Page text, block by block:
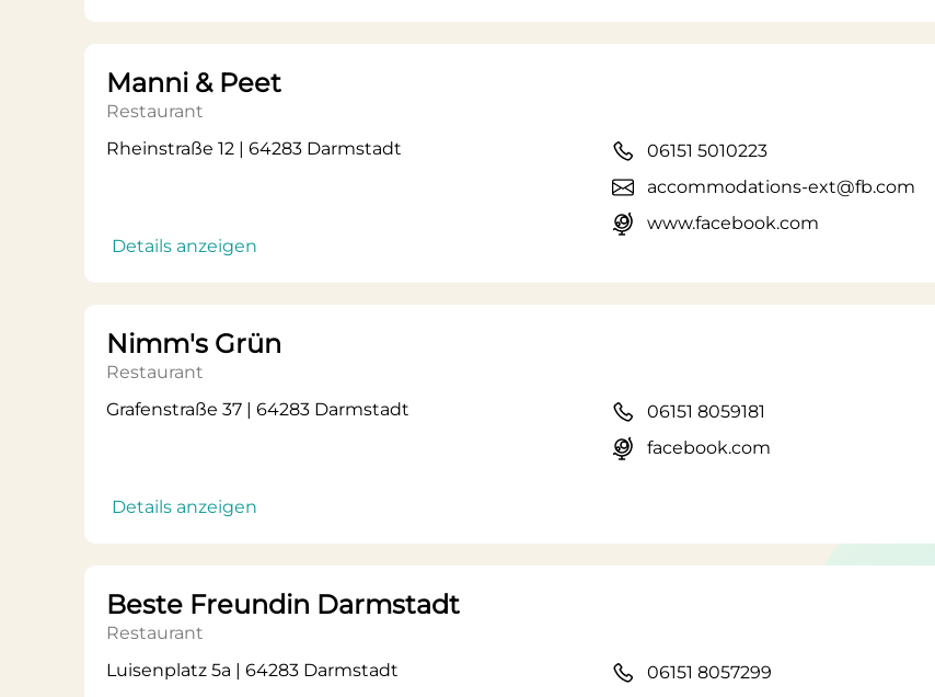
Manni & Peet
Restaurant
Rheinstraße 12 | 64283 Darmstadt
Details anzeigen
06151 5010223
accommodations-ext@fb.com
www.facebook.com
Nimm's Grün
Restaurant
Grafenstraße 37 | 64283 Darmstadt
Details anzeigen
06151 8059181
facebook.com
Beste Freundin Darmstadt
Restaurant
Luisenplatz 5a | 64283 Darmstadt
06151 8057299